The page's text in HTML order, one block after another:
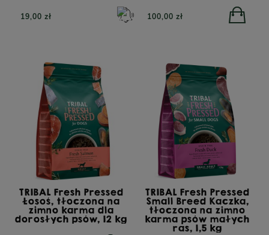
19,00 zł 100,00 zł
TRIBAL Fresh Pressed
Łosoś, tłoczona na
zimno karma dla
dorosłych psów, 12 kg
TRIBAL Fresh Pressed
Small Breed Kaczka,
tłoczona na zimno
karma psów małych
ras, 1,5 kg